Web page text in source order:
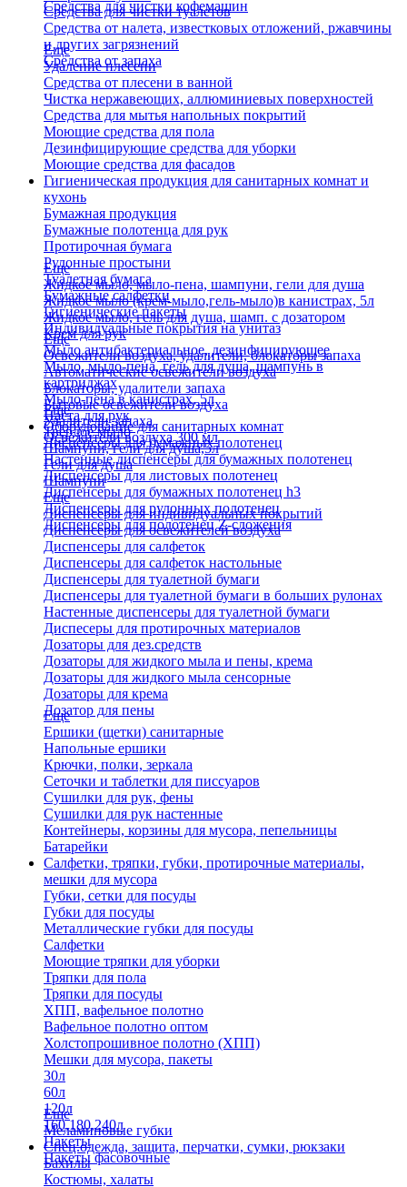
Средства для чистки кофемашин
Средства для чистки туалетов
Средства от налета, известковых отложений, ржавчины
и других загрязнений
Средства от запаха
Еще
Удаление плесени
Средства от плесени в ванной
Чистка нержавеющих, аллюминиевых поверхностей
Средства для мытья напольных покрытий
Моющие средства для пола
Дезинфицирующие средства для уборки
Моющие средства для фасадов
Гигиеническая продукция для санитарных комнат и
кухонь
Бумажная продукция
Бумажные полотенца для рук
Протирочная бумага
Рулонные простыни
Туалетная бумага
Бумажные салфетки
Гигиенические пакеты
Индивидуальные покрытия на унитаз
Еще
Жидкое мыло, мыло-пена, шампуни, гели для душа
Жидкое мыло (крем-мыло,гель-мыло)в канистрах, 5л
Жидкое мыло, гель для душа, шамп. с дозатором
Крем для рук
Мыло антибактериальное, дезинфицирующее
Мыло, мыло-пена, гель для душа, шампунь в
картриджах
Мыло-пена в канистрах, 5л
Паста для рук
Твердое мыло
Шампуни, гели для душа,5л
Гели для душа
Шампуни
Еще
Освежители воздуха, удалители, блокаторы запаха
Автоматические освежители воздуха
Блокаторы, удалители запаха
Бытовые освежители воздуха
Удалители запаха
Освежители воздуха 300 мл
Еще
Оборудование для санитарных комнат
Диспенсеры для бумажных полотенец
Настенные диспенсеры для бумажных полотенец
Диспенсеры для листовых полотенец
Диспенсеры для бумажных полотенец h3
Диспенсеры для рулонных полотенец
Диспенсеры для полотенец Z-сложения
Еще
Диспенсеры для индивидуальных покрытий
Диспенсеры для освежителей воздуха
Диспенсеры для салфеток
Диспенсеры для салфеток настольные
Диспенсеры для туалетной бумаги
Диспенсеры для туалетной бумаги в больших рулонах
Настенные диспенсеры для туалетной бумаги
Диспесеры для протирочных материалов
Дозаторы для дез.средств
Дозаторы для жидкого мыла и пены, крема
Дозаторы для жидкого мыла сенсорные
Дозаторы для крема
Дозатор для пены
Еще
Ершики (щетки) санитарные
Напольные ершики
Крючки, полки, зеркала
Сеточки и таблетки для писсуаров
Сушилки для рук, фены
Сушилки для рук настенные
Контейнеры, корзины для мусора, пепельницы
Батарейки
Салфетки, тряпки, губки, протирочные материалы,
мешки для мусора
Губки, сетки для посуды
Губки для посуды
Металлические губки для посуды
Салфетки
Моющие тряпки для уборки
Тряпки для пола
Тряпки для посуды
ХПП, вафельное полотно
Вафельное полотно оптом
Холстопрошивное полотно (ХПП)
Мешки для мусора, пакеты
30л
60л
120л
160,180,240л
Пакеты
Пакеты фасовочные
Еще
Меламиновые губки
Спец.одежда, защита, перчатки, сумки, рюкзаки
Бахилы
Костюмы, халаты